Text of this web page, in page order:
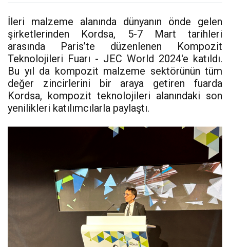
İleri malzeme alanında dünyanın önde gelen
şirketlerinden Kordsa, 5-7 Mart tarihleri
arasında Paris’te düzenlenen Kompozit
Teknolojileri Fuarı - JEC World 2024'e katıldı.
Bu yıl da kompozit malzeme sektörünün tüm
değer zincirlerini bir araya getiren fuarda
Kordsa, kompozit teknolojileri alanındaki son
yenilikleri katılımcılarla paylaştı.